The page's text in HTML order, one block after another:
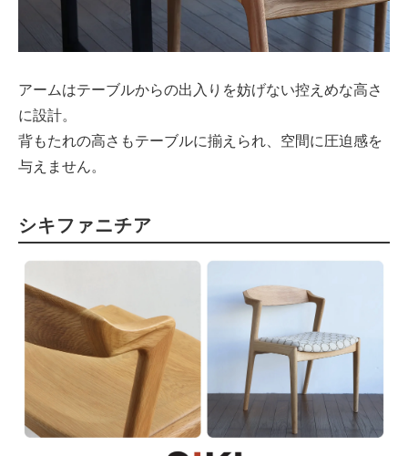
アームはテーブルからの出入りを妨げない控えめな高さ
に設計。
背もたれの高さもテーブルに揃えられ、空間に圧迫感を
与えません。
シキファニチア